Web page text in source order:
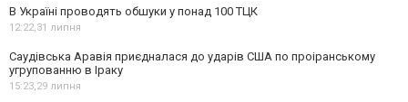
В Україні проводять обшуки у понад 100 ТЦК
12:22,31 липня
Саудівська Аравія приєдналася до ударів США по проіранському
угрупованню в Іраку
15:23,29 липня